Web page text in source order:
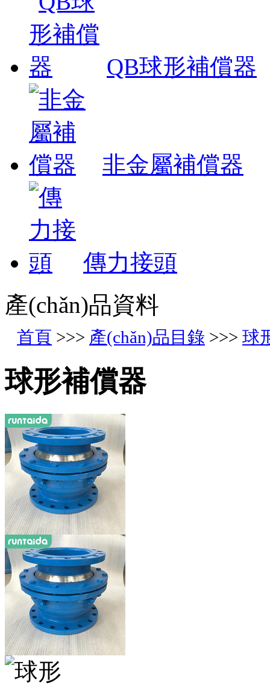
QB球形補償器
非金屬補償器
傳力接頭
產(chǎn)品資料
首頁 >>> 產(chǎn)品目錄 >>> 球
球形補償器